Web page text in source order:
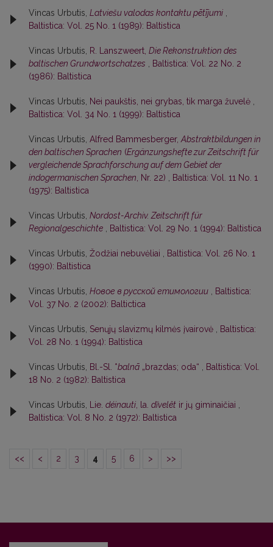
Vincas Urbutis, Latviešu valodas kontaktu pētījumi ,
Baltistica: Vol. 25 No. 1 (1989): Baltistica
Vincas Urbutis, R. Lanszweert, Die Rekonstruktion des
baltischen Grundwortschatzes , Baltistica: Vol. 22 No. 2
(1986): Baltistica
Vincas Urbutis, Nei paukštis, nei grybas, tik marga žuvelė ,
Baltistica: Vol. 34 No. 1 (1999): Baltistica
Vincas Urbutis, Alfred Bammesberger,Abstraktbildungen in
den baltischen Sprachen (Ergänzungshefte zur Zeitschrift für
vergleichende Sprachforschung auf dem Gebiet der
indogermanischen Sprachen, Nr. 22) , Baltistica: Vol. 11 No. 1
(1975): Baltistica
Vincas Urbutis, Nordost-Archiv. Zeitschrift für
Regionalgeschichte , Baltistica: Vol. 29 No. 1 (1994): Baltistica
Vincas Urbutis, Žodžiai nebuvėliai , Baltistica: Vol. 26 No. 1
(1990): Baltistica
Vincas Urbutis, Новое в русской етимологии , Baltistica:
Vol. 37 No. 2 (2002): Baltictica
Vincas Urbutis, Senųjų slavizmų kilmės įvairovė , Baltistica:
Vol. 28 No. 1 (1994): Baltistica
Vincas Urbutis, Bl.-Sl. *balnā „brazdas; oda“ , Baltistica: Vol.
18 No. 2 (1982): Baltistica
Vincas Urbutis, Lie. déinauti, la. dĩvelêt ir jų giminaičiai ,
Baltistica: Vol. 8 No. 2 (1972): Baltistica
<< < 2 3 4 5 6 > >>